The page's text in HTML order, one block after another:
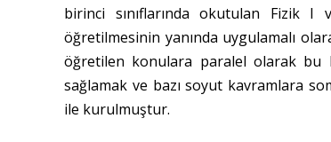
birinci sınıflarında okutulan Fizik
öğretilmesinin yanında uygulamalı
öğretilen konulara paralel olarak bu
sağlamak ve bazı soyut kavramlara
ile kurulmuştur.